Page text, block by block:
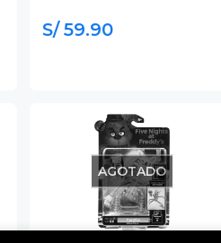
S/ 59.90
AGOTADO